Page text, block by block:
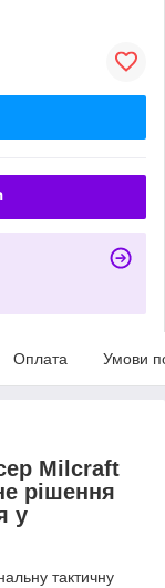
Оплата Умови
Milcraft
рішення
у
тактичну